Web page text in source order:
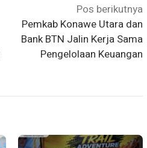
Pos berikutnya
Pemkab Konawe Utara dan
Bank BTN Jalin Kerja Sama
Pengelolaan Keuangan